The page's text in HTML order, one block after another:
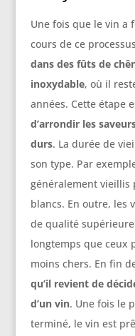
Une fois que le vin a
cours de ce
dans des fûts de
inoxydable, où il
années. Cette étape
d’arrondir les
durs. La durée de
son type. Par
généralement vieillis
blancs. En outre, les
de qualité
longtemps que ceux
moins chers. En fin
qu’il revient de
d’un vin. Une fois le
terminé, le vin est